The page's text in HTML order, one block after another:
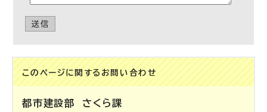
送信
このページに関する お問い合わせ
都市建設部 さくら課